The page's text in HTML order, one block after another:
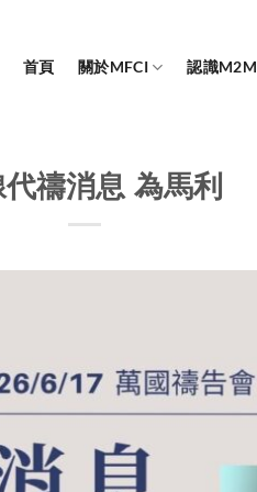
首頁 關於MFCI 認識M2M
禱消息 為馬利